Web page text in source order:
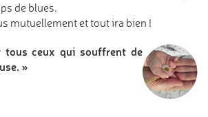
de blues.
mutuellement et tout ira bien !
tous ceux qui souffrent de
»